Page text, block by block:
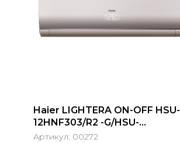
Haier LIGHTERA ON-OFF HSU-
12HNF303/R2 -G/HSU-
12HUN203/R2
Артикул: 00272